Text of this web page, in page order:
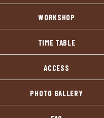
WORKSHOP
TIME TABLE
ACCESS
PHOTO GALLERY